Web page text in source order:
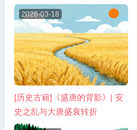
2026-03-18
[历史古籍]《盛唐的背影》| 安
史之乱与大唐盛衰转折